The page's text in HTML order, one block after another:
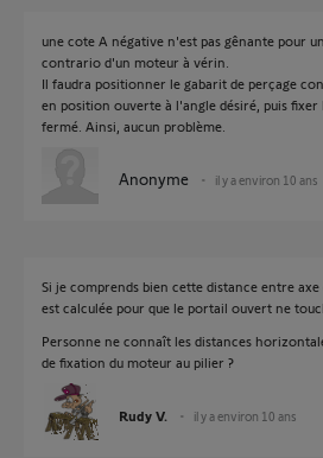
une cote A négative n'est pas gênante pour
contrario d'un moteur à vérin.
Il faudra positionner le gabarit de perçage
en position ouverte à l'angle désiré, puis fixer
fermé. Ainsi, aucun problème.
Anonyme il y a environ 10 ans
Si je comprends bien cette distance entre
est calculée pour que le portail ouvert ne
Personne ne connaît les distances
de fixation du moteur au pilier ?
Rudy V. il y a environ 10 ans